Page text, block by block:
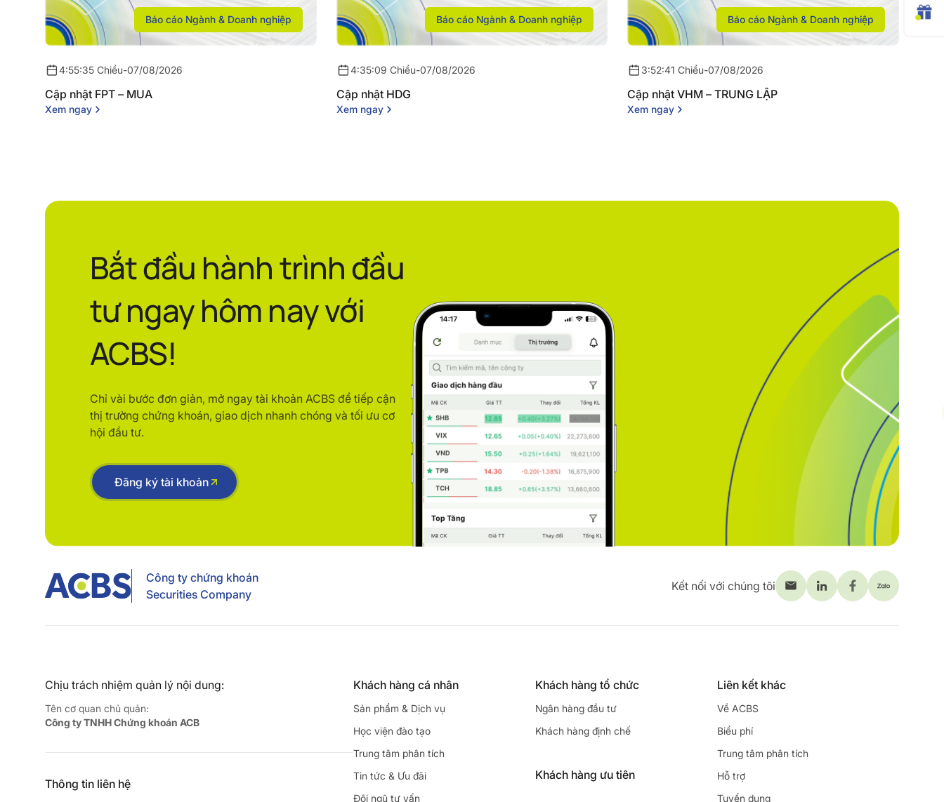
Báo cáo Ngành & Doanh nghiệp
4:55:35 Chiều-07/08/2026
Cập nhật FPT – MUA
Xem ngay
Báo cáo Ngành & Doanh nghiệp
4:35:09 Chiều-07/08/2026
Cập nhật HDG
Xem ngay
Báo cáo Ngành & Doanh nghiệp
3:52:41 Chiều-07/08/2026
Cập nhật VHM – TRUNG LẬP
Xem ngay
Bắt đầu hành trình đầu
tư ngay hôm nay với
ACBS!
Chỉ vài bước đơn giản, mở ngay tài khoản ACBS để tiếp cận
thị trường chứng khoán, giao dịch nhanh chóng và tối ưu cơ
hội đầu tư.
Đăng ký tài khoản
Công ty chứng khoán
Securities Company
Kết nối với chúng tôi
Chịu trách nhiệm quản lý nội dung:
Tên cơ quan chủ quản:
Công ty TNHH Chứng khoán ACB
Thông tin liên hệ
Khách hàng cá nhân
Sản phẩm & Dịch vụ
Học viện đào tạo
Trung tâm phân tích
Tin tức & Ưu đãi
Đội ngũ tư vấn
Khách hàng tổ chức
Ngân hàng đầu tư
Khách hàng định chế
Khách hàng ưu tiên
Liên kết khác
Về ACBS
Biểu phí
Trung tâm phân tích
Hỗ trợ
Tuyển dụng